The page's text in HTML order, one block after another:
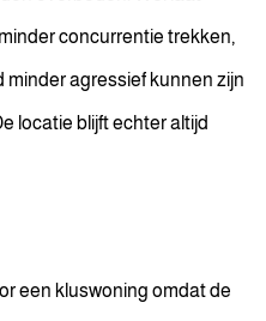
concurrentie trekken,
agressief kunnen zijn
locatie blijft echter altijd
een kluswoning omdat de